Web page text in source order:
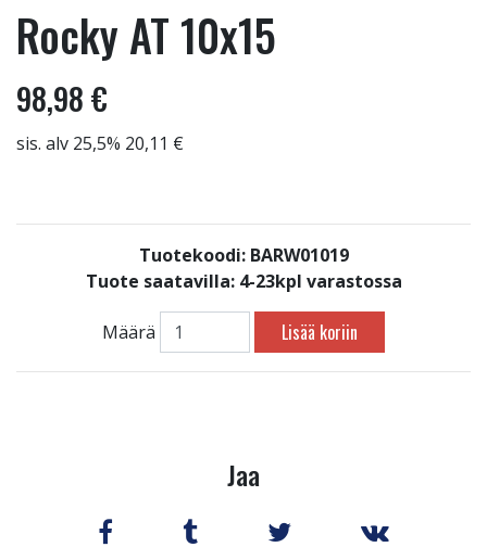
Rocky AT 10x15
98,98 €
sis. alv 25,5% 20,11 €
Tuotekoodi: BARW01019
Tuote saatavilla: 4-23kpl varastossa
Määrä Lisää koriin
Jaa